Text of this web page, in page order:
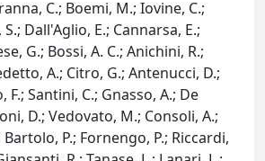
C.; Boemi, M.; Iovine, C.;
Dall'Aglio, E.; Cannarsa, E.;
G.; Bossi, A. C.; Anichini, R.;
A.; Citro, G.; Antenucci, D.;
F.; Santini, C.; Gnasso, A.; De
D.; Vedovato, M.; Consoli, A.;
P.; Fornengo, P.; Riccardi,